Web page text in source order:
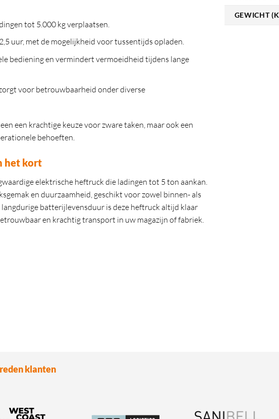
tot 5.000 kg verplaatsen.
uur, met de mogelijkheid voor tussentijds opladen.
bediening en vermindert vermoeidheid tijdens lange
voor betrouwbaarheid onder diverse
een krachtige keuze voor zware taken, maar ook een
behoeften.
het kort
elektrische heftruck die ladingen tot 5 ton aankan.
en duurzaamheid, geschikt voor zowel binnen- als
batterijlevensduur is deze heftruck altijd klaar
en krachtig transport in uw magazijn of fabriek.
GEWICHT
klanten